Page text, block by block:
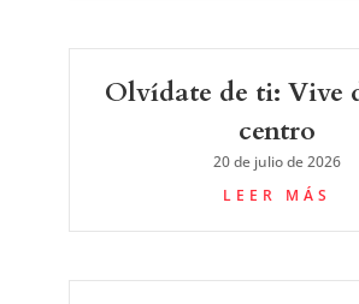
Olvídate de ti: Vive
centro
20 de julio de 2026
LEER MÁS